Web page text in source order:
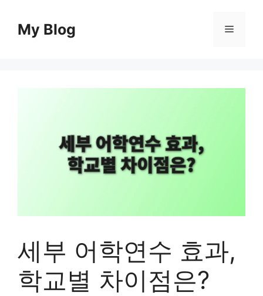
My Blog 메
세부 어학연수 효과,
학교별 차이점은?